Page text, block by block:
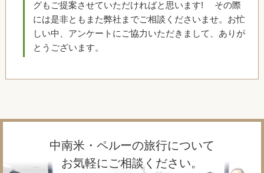
グもご提案させていただければと思います! その際
には是非ともまた弊社までご相談くださいませ。お忙
しい中、アンケートにご協力いただきまして、ありが
とうございます。
中南米・ペルーの旅行について
お気軽にご相談ください。